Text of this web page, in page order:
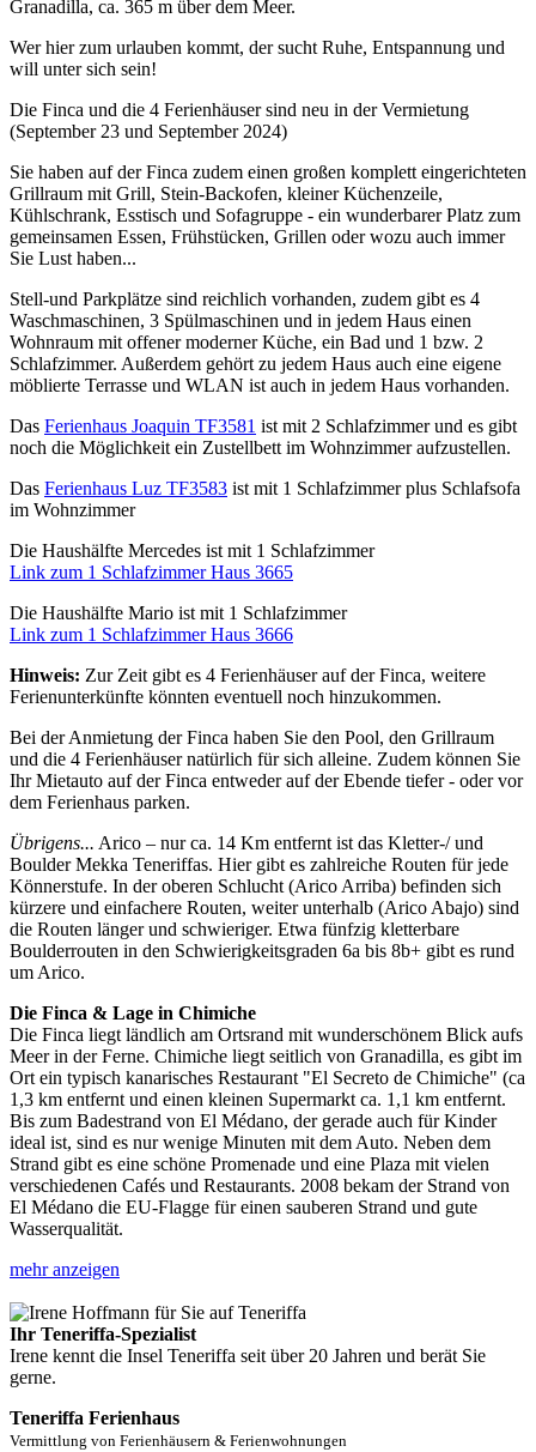
Granadilla, ca. 365 m über dem Meer.
Wer hier zum urlauben kommt, der sucht Ruhe, Entspannung und
will unter sich sein!
Die Finca und die 4 Ferienhäuser sind neu in der Vermietung
(September 23 und September 2024)
Sie haben auf der Finca zudem einen großen komplett eingerichteten
Grillraum mit Grill, Stein-Backofen, kleiner Küchenzeile,
Kühlschrank, Esstisch und Sofagruppe - ein wunderbarer Platz zum
gemeinsamen Essen, Frühstücken, Grillen oder wozu auch immer
Sie Lust haben...
Stell-und Parkplätze sind reichlich vorhanden, zudem gibt es 4
Waschmaschinen, 3 Spülmaschinen und in jedem Haus einen
Wohnraum mit offener moderner Küche, ein Bad und 1 bzw. 2
Schlafzimmer. Außerdem gehört zu jedem Haus auch eine eigene
möblierte Terrasse und WLAN ist auch in jedem Haus vorhanden.
Das Ferienhaus Joaquin TF3581 ist mit 2 Schlafzimmer und es gibt
noch die Möglichkeit ein Zustellbett im Wohnzimmer aufzustellen.
Das Ferienhaus Luz TF3583 ist mit 1 Schlafzimmer plus Schlafsofa
im Wohnzimmer
Die Haushälfte Mercedes ist mit 1 Schlafzimmer
Link zum 1 Schlafzimmer Haus 3665
Die Haushälfte Mario ist mit 1 Schlafzimmer
Link zum 1 Schlafzimmer Haus 3666
Hinweis: Zur Zeit gibt es 4 Ferienhäuser auf der Finca, weitere
Ferienunterkünfte könnten eventuell noch hinzukommen.
Bei der Anmietung der Finca haben Sie den Pool, den Grillraum
und die 4 Ferienhäuser natürlich für sich alleine. Zudem können Sie
Ihr Mietauto auf der Finca entweder auf der Ebende tiefer - oder vor
dem Ferienhaus parken.
Übrigens... Arico – nur ca. 14 Km entfernt ist das Kletter-/ und
Boulder Mekka Teneriffas. Hier gibt es zahlreiche Routen für jede
Könnerstufe. In der oberen Schlucht (Arico Arriba) befinden sich
kürzere und einfachere Routen, weiter unterhalb (Arico Abajo) sind
die Routen länger und schwieriger. Etwa fünfzig kletterbare
Boulderrouten in den Schwierigkeitsgraden 6a bis 8b+ gibt es rund
um Arico.
Die Finca & Lage in Chimiche
Die Finca liegt ländlich am Ortsrand mit wunderschönem Blick aufs
Meer in der Ferne. Chimiche liegt seitlich von Granadilla, es gibt im
Ort ein typisch kanarisches Restaurant "El Secreto de Chimiche" (ca
1,3 km entfernt und einen kleinen Supermarkt ca. 1,1 km entfernt.
Bis zum Badestrand von El Médano, der gerade auch für Kinder
ideal ist, sind es nur wenige Minuten mit dem Auto. Neben dem
Strand gibt es eine schöne Promenade und eine Plaza mit vielen
verschiedenen Cafés und Restaurants. 2008 bekam der Strand von
El Médano die EU-Flagge für einen sauberen Strand und gute
Wasserqualität.
mehr anzeigen
Ihr Teneriffa-Spezialist
Irene kennt die Insel Teneriffa seit über 20 Jahren und berät Sie
gerne.
Teneriffa Ferienhaus
Vermittlung von Ferienhäusern & Ferienwohnungen